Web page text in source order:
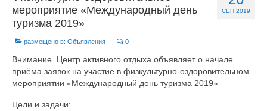
Новости
МО ГО «Воркута»
О центре
СЕН 2019
мероприятие «Международный день
туризма 2019»
размещено в: Объявления | 0
Внимание. Центр активного отдыха объявляет о начале
приёма заявок на участие в физкультурно-оздоровительном
мероприятии «Международный день туризма 2019»
Цели и задачи: